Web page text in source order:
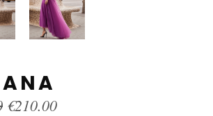
Original
€210.00Current